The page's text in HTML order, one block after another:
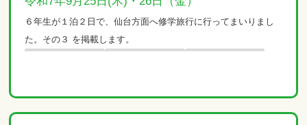
６年生が１泊２日で、仙台方面へ修学旅行に行ってまいりまし
た。その３ を掲載します。